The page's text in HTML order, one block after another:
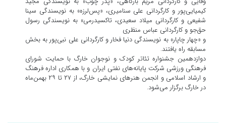
کیمیایی‌پور و کارگردانی علی سنامیری، «پس‌لرزه» به نویسندگی سینا
شفیعی و کارگردانی میلاد سعیدی، تاکسیدرمی» به نویسندگی رسول
حق‌جو و کارگردانی عباس منظری
و «چهار چاپار» به نویسندگی دنیا فخار و کارگردانی علی نبی‌پور به بخش
مسابقه راه یافتند.
دوازدهمین جشنواره تئاتر کودک و نوجوان خارگ با حمایت شورای
فرهنگی ورزشی شرکت پایانه‌های نفتی ایران و با همکاری اداره فرهنگ
و ارشاد اسلامی و انجمن هنرهای نمایشی خارگ، از ۲۷ تا ۲۹ بهمن‌ماه
در خارگ برگزار می‌شود.